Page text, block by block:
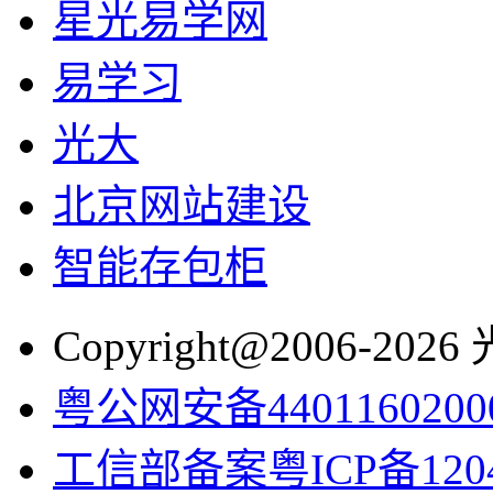
星光易学网
易学习
光大
北京网站建设
智能存包柜
Copyright@2006-2026
粤公网安备
工信部备案粤ICP备